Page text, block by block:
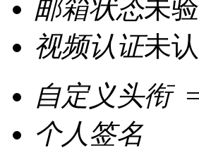
邮箱状态未
视频认证未
自定义头衔
个人签名